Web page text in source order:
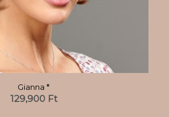
Gianna *
129,900 Ft